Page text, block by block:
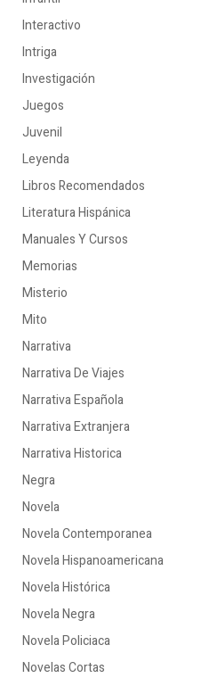
Interactivo
Intriga
Investigación
Juegos
Juvenil
Leyenda
Libros Recomendados
Literatura Hispánica
Manuales Y Cursos
Memorias
Misterio
Mito
Narrativa
Narrativa De Viajes
Narrativa Española
Narrativa Extranjera
Narrativa Historica
Negra
Novela
Novela Contemporanea
Novela Hispanoamericana
Novela Histórica
Novela Negra
Novela Policiaca
Novelas Cortas